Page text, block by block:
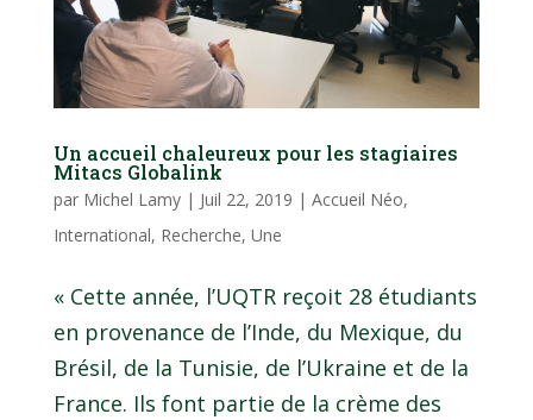
Un accueil chaleureux pour les stagiaires
Mitacs Globalink
par Michel Lamy| Juil 22, 2019 | Accueil Néo,
International, Recherche, Une
« Cette année, l’UQTR reçoit 28 étudiants
en provenance de l’Inde, du Mexique, du
Brésil, de la Tunisie, de l’Ukraine et de la
France. Ils font partie de la crème des